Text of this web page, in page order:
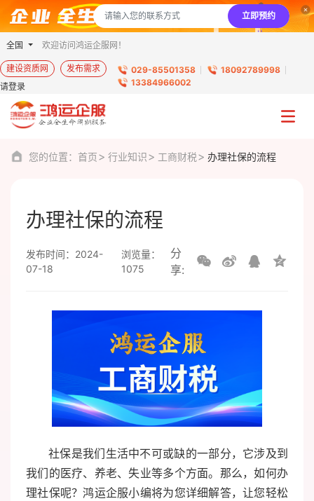
立即预约
全国 欢迎访问鸿运企服网！
建设资质网
发布需求
请登录
029-85501358
18092789998
13384966002
您的位置： 首页 行业知识 工商财税 办理社保的流程
办理社保的流程
发布时间：2024-
07-18
浏览量：
1075
分
享:
社保是我们生活中不可或缺的一部分，它涉及到
我们的医疗、养老、失业等多个方面。那么，如何办
理社保呢？鸿运企服小编将为您详细解答，让您轻松